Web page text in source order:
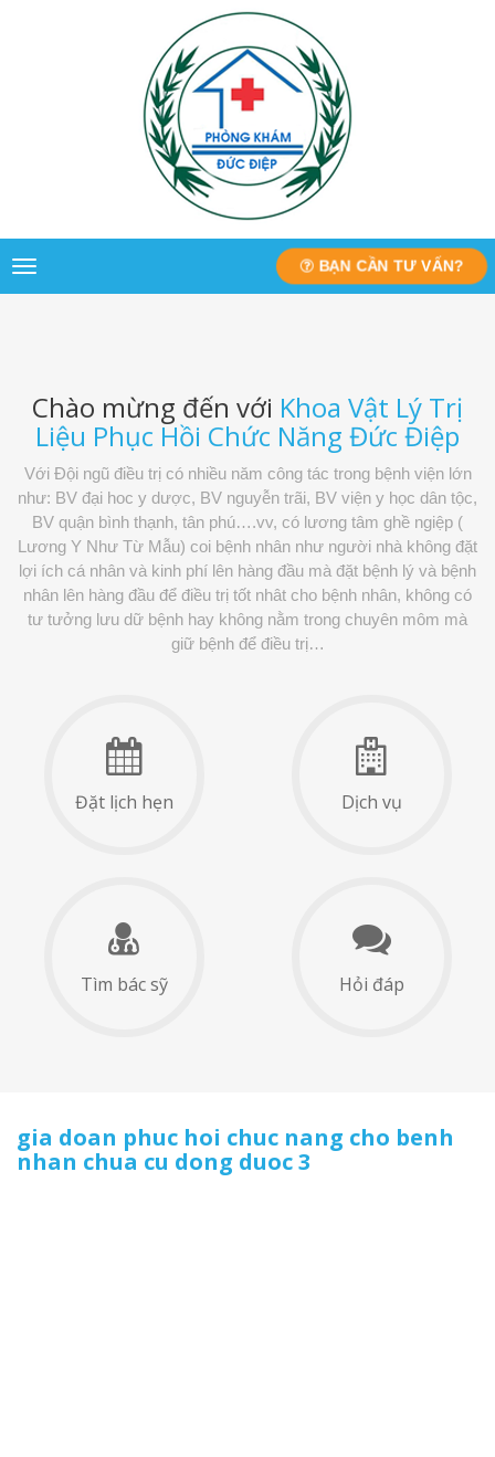
Toggle
navigation
BẠN CẦN TƯ VẤN?
Chào mừng đến với Khoa Vật Lý Trị
Liệu Phục Hồi Chức Năng Đức Điệp
Với Đội ngũ điều trị có nhiều năm công tác trong bệnh viện lớn
như: BV đại hoc y dược, BV nguyễn trãi, BV viện y học dân tộc,
BV quận bình thạnh, tân phú….vv, có lương tâm ghề ngiệp (
Lương Y Như Từ Mẫu) coi bệnh nhân như người nhà không đặt
lợi ích cá nhân và kinh phí lên hàng đầu mà đặt bệnh lý và bệnh
nhân lên hàng đầu để điều trị tốt nhât cho bệnh nhân, không có
tư tưởng lưu dữ bệnh hay không nằm trong chuyên môm mà
giữ bệnh để điều trị…
Đặt lịch hẹn Dịch vụ
Tìm bác sỹ Hỏi đáp
gia doan phuc hoi chuc nang cho benh
nhan chua cu dong duoc 3